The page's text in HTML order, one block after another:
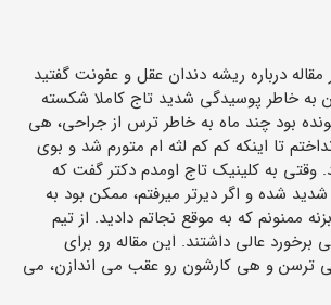
مقاله درباره ریشه دندان عقل و عفونت گفتید
به خاطر پوسیدگی شدید تاج کاملا شکسته
بود چند ماه به خاطر ترس از جراحی، هی
تا اینکه کم‌ کم لثه ‌ام متورم شد و بوی
به کلینیک تاج اومدم دکتر گفت که
شده و اگر دیرتر میرفتم، ممکن بود به
ممنونم که به موقع نجاتم دادید. از تیم
عالی داشتند. این مقاله رو برای
‌ترسن و هی کارشون رو عقب می ‌اندازن، می